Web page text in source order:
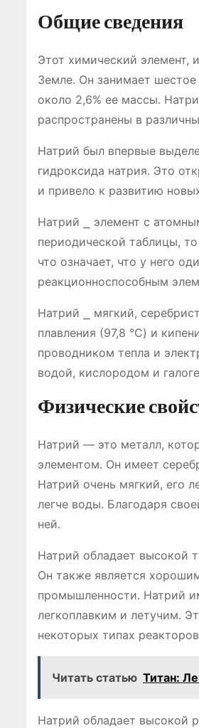
Общие сведения
Этот химический элемент,
Земле․ Он занимает
около 2,6% ее массы․
распространены в
Натрий был впервые
гидроксида натрия․ Это
и привело к развитию
Натрий ⎯ элемент с
периодической таблицы,
что означает, что у него
реакционноспособным
Натрий ⎯ мягкий,
плавления (97,8 °C) и
проводником тепла и
водой, кислородом и
Физические
Натрий ― это металл,
элементом․ Он имеет
Натрий очень мягкий, его
легче воды․ Благодаря
ней․
Натрий обладает высокой
Он также является
промышленности․ Натрий
легкоплавким и летучим․
некоторых типах
Читать статью Титан:
Натрий обладает высокой